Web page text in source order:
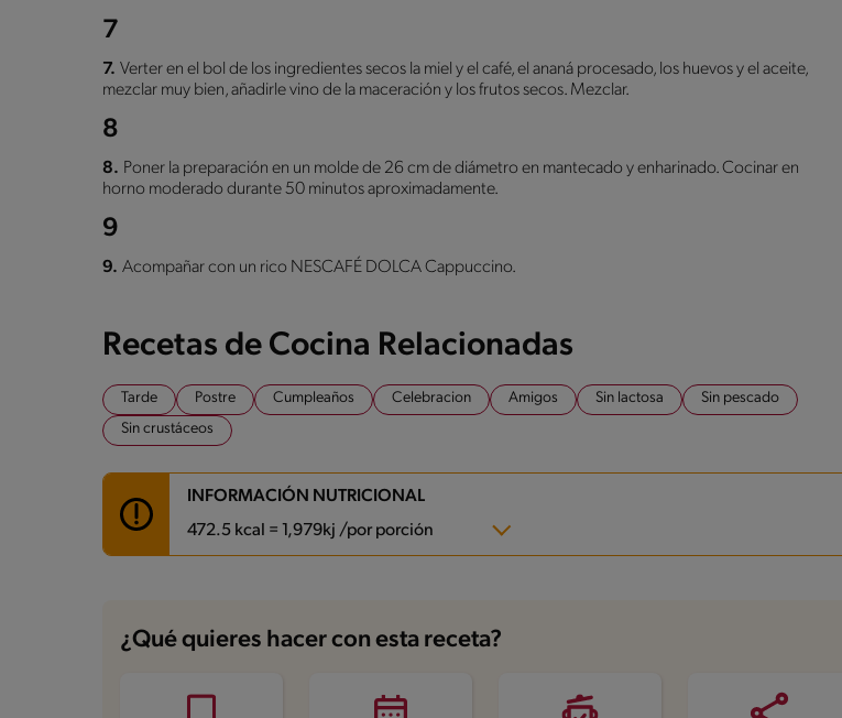
7
7. Verter en el bol de los ingredientes secos la miel y el café, el ananá procesado, los huevos y el aceite,
mezclar muy bien, añadirle vino de la maceración y los frutos secos. Mezclar.
8
8. Poner la preparación en un molde de 26 cm de diámetro en mantecado y enharinado. Cocinar en
horno moderado durante 50 minutos aproximadamente.
9
9. Acompañar con un rico NESCAFÉ DOLCA Cappuccino.
Recetas de Cocina Relacionadas
Tarde Postre Cumpleaños Celebracion Amigos Sin lactosa
Sin pescado
Sin crustáceos
INFORMACIÓN NUTRICIONAL
472.5 kcal = 1,979kj /por porción
Energía
472.5 kcal
Grasas 11.9 g
¿Qué quieres hacer con esta receta?